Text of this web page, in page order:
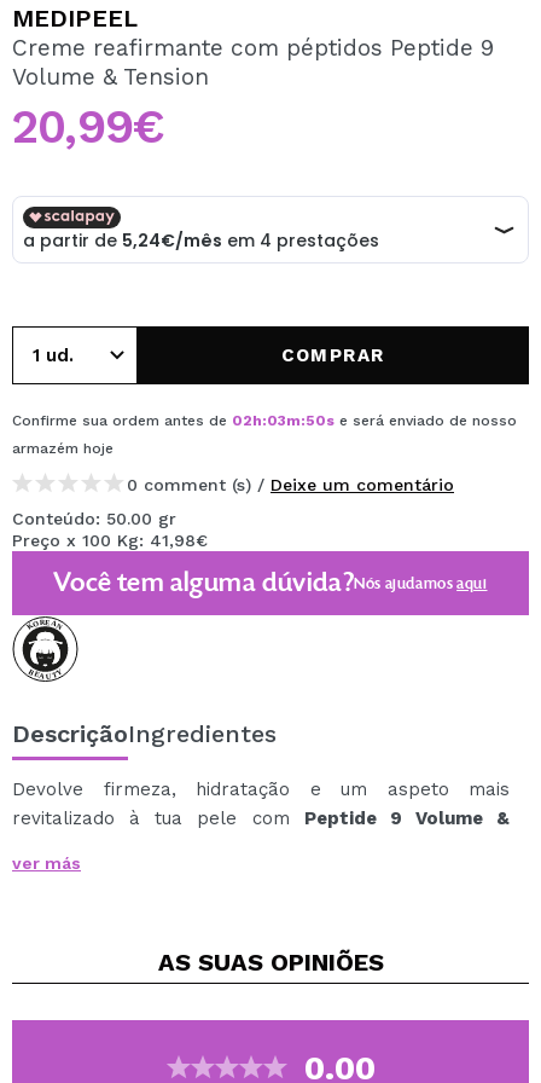
Ao criar uma conta no Maquibeauty.pt pode fazer as suas
compras rapidamente, verificar o estado das suas
MEDIPEEL
Creme reafirmante com péptidos Peptide 9
Volume & Tension
20,99€
COMPRAR
Confirme sua ordem antes de 02h:03m:50s e será enviado de nosso
armazém hoje
0 comment (s) / Deixe um comentário
Conteúdo: 50.00 gr
Preço x 100 Kg: 41,98€
Você tem alguma dúvida?Nós ajudamosaqui
DescriçãoIngredientes
Devolve firmeza, hidratação e um aspeto mais
revitalizado à tua pele com Peptide 9 Volume &
antienvelhecimento desenhada para ajudar a melhorar
niacinamida e ácido hialurónico, uma mistura de ativos
ver más
AS SUAS OPINIÕES
0.00